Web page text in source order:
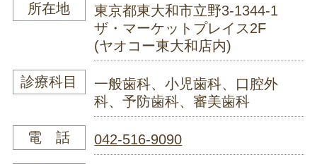
所在地
東京都東大和市立野3-1344-1
ザ・マーケットプレイス2F
(ヤオコー東大和店内)
診療科目
一般歯科、小児歯科、口腔外
科、予防歯科、審美歯科
電 話 042-516-9090